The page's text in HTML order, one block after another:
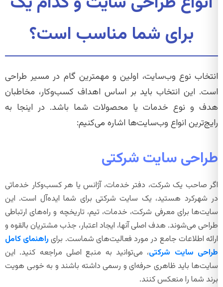
برای شما مناسب است؟
انتخاب نوع وب‌سایت، اولین و مهمترین گام در مسیر طراحی
است. این انتخاب باید بر اساس اهداف کسب‌وکار، مخاطبان
هدف و نوع خدمات یا محصولات شما باشد. در اینجا به
رایج‌ترین انواع وب‌سایت‌ها اشاره می‌کنیم:
طراحی سایت شرکتی
اگر صاحب یک شرکت، دفتر خدمات، آژانس یا هر کسب‌وکار خدماتی
در شهرکرد هستید، یک سایت شرکتی برای شما ایده‌آل است. این
سایت‌ها برای معرفی شرکت، خدمات، تیم، تاریخچه و راه‌های ارتباطی
طراحی می‌شوند. هدف اصلی آنها، ایجاد اعتبار، جذب مشتریان بالقوه و
ارائه اطلاعات جامع در مورد فعالیت‌های شماست. برای راهنمای کامل
طراحی سایت شرکتی، می‌توانید به منبع اصلی مراجعه کنید. این
سایت‌ها باید ظاهری حرفه‌ای و رسمی داشته باشند و به خوبی هویت
برند شما را منعکس کنند.